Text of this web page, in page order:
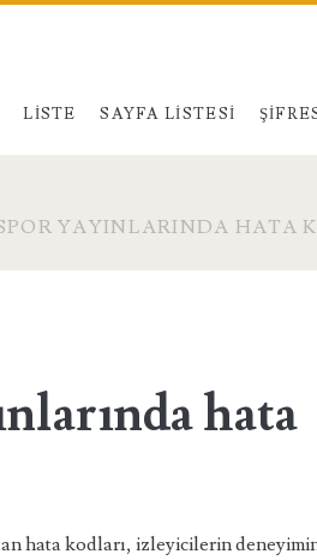
LISTE SAYFA LISTESI
YAYINLARINDA HATA
hata
hata kodları, izleyicilerin